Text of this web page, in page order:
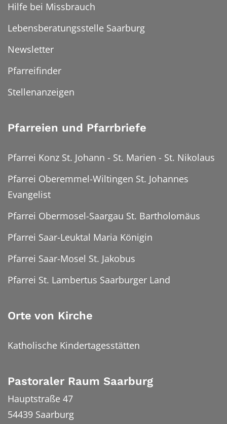
Hilfe bei Missbrauch
Lebensberatungsstelle Saarburg
Newsletter
Pfarreifinder
Stellenanzeigen
Pfarreien und Pfarrbriefe
Pfarrei Konz St. Johann - St. Marien - St. Nikolaus
Pfarrei Oberemmel-Wiltingen St. Johannes
Evangelist
Pfarrei Obermosel-Saargau St. Bartholomäus
Pfarrei Saar-Leuktal Maria Königin
Pfarrei Saar-Mosel St. Jakobus
Pfarrei St. Lambertus Saarburger Land
Orte von Kirche
Katholische Kindertagesstätten
Pastoraler Raum Saarburg
Hauptstraße 47
54439 Saarburg